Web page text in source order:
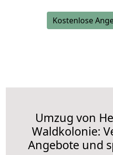
Kostenlose
Umzug von
Waldkolonie:
Angebote und